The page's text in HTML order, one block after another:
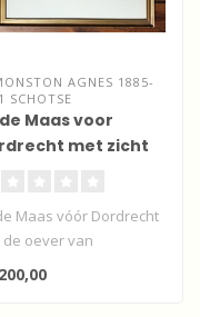
AGNES 1885-
SCHOTSE
Maas voor
met zicht
Maas vóór Dordrecht
de oever van